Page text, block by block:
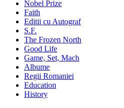
Nobel Prize
Faith
Editii cu Autograf
S.F.
The Frozen North
Good Life
Game, Set, Mach
Albume
Regii Romaniei
Education
History